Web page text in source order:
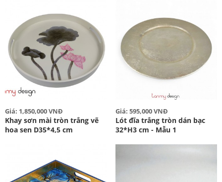
Giá: 1,850,000 VNĐ
Khay sơn mài tròn trắng vẽ
hoa sen D35*4,5 cm
Giá: 595,000 VNĐ
Lót đĩa trắng tròn dán bạc
32*H3 cm - Mẫu 1